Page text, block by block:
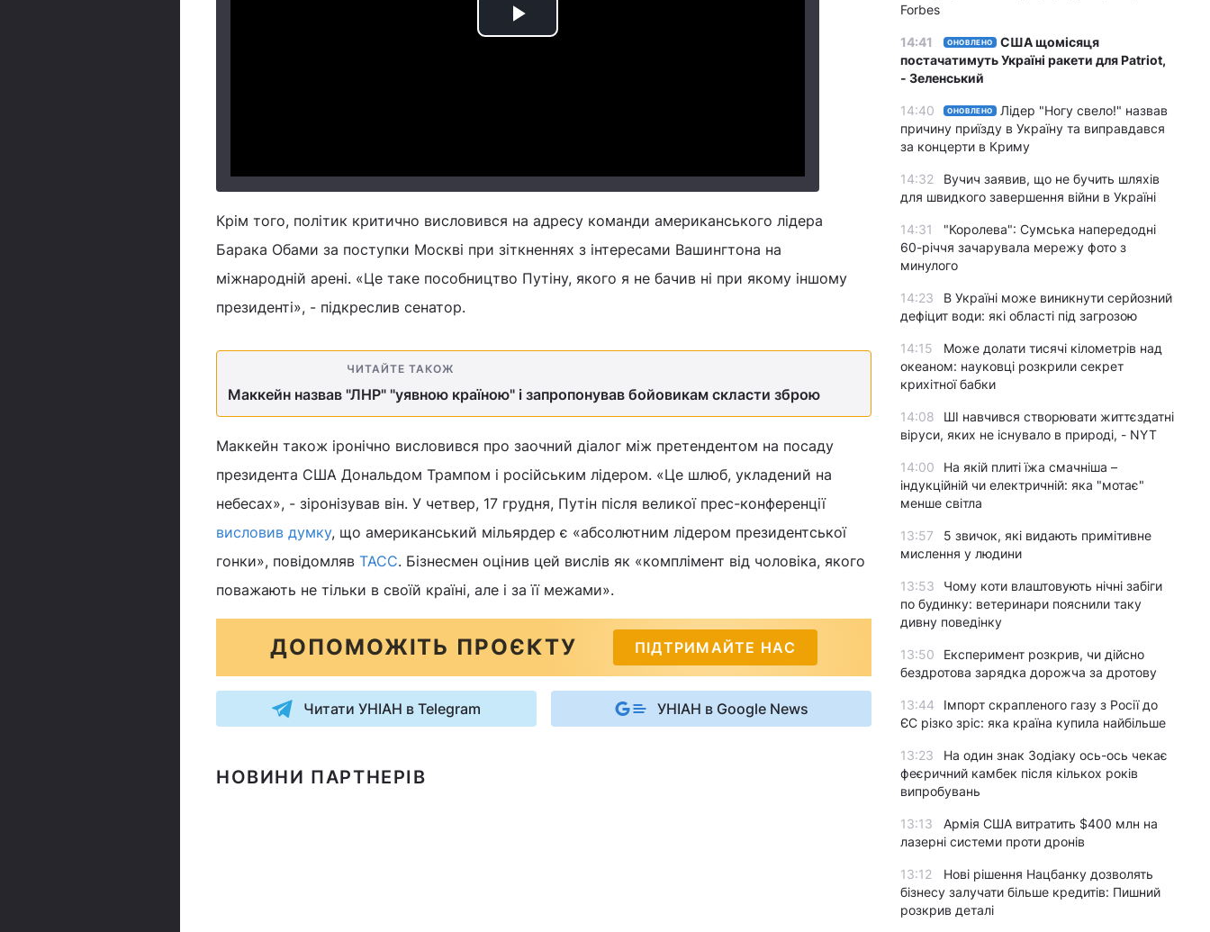
Play
Крім того, політик критично висловився на адресу команди американського лідера
Барака Обами за поступки Москві при зіткненнях з інтересами Вашингтона на
міжнародній арені. «Це таке пособництво Путіну, якого я не бачив ні при якому іншому
президенті», - підкреслив сенатор.
ЧИТАЙТЕ ТАКОЖ
Маккейн назвав "ЛНР" "уявною країною" і запропонував бойовикам скласти зброю
Маккейн також іронічно висловився про заочний діалог між претендентом на посаду
президента США Дональдом Трампом і російським лідером. «Це шлюб, укладений на
небесах», - зіронізував він. У четвер, 17 грудня, Путін після великої прес-конференції
висловив думку, що американський мільярдер є «абсолютним лідером президентської
гонки», повідомляв ТАСС. Бізнесмен оцінив цей вислів як «комплімент від чоловіка, якого
поважають не тільки в своїй країні, але і за її межами».
ДОПОМОЖІТЬ ПРОЄКТУ ПІДТРИМАЙТЕ НАС
Читати УНІАН в Telegram УНІАН в Google News
НОВИНИ ПАРТНЕРІВ
Forbes
14:41 ОНОВЛЕНО
США щомісяця
постачатимуть Україні ракети для Patriot,
- Зеленський
14:40 ОНОВЛЕНО
Лідер "Ногу свело!" назвав
причину приїзду в Україну та виправдався
за концерти в Криму
14:32
Вучич заявив, що не бучить шляхів
для швидкого завершення війни в Україні
14:31
"Королева": Сумська напередодні
60-річчя зачарувала мережу фото з
минулого
14:23
В Україні може виникнути серйозний
дефіцит води: які області під загрозою
14:15
Може долати тисячі кілометрів над
океаном: науковці розкрили секрет
крихітної бабки
14:08
ШІ навчився створювати життєздатні
віруси, яких не існувало в природі, - NYT
14:00
На якій плиті їжа смачніша –
індукційній чи електричній: яка "мотає"
менше світла
13:57
5 звичок, які видають примітивне
мислення у людини
13:53
Чому коти влаштовують нічні забіги
по будинку: ветеринари пояснили таку
дивну поведінку
13:50
Експеримент розкрив, чи дійсно
бездротова зарядка дорожча за дротову
13:44
Імпорт скрапленого газу з Росії до
ЄС різко зріс: яка країна купила найбільше
13:23
На один знак Зодіаку ось-ось чекає
феєричний камбек після кількох років
випробувань
13:13
Армія США витратить $400 млн на
лазерні системи проти дронів
13:12
Нові рішення Нацбанку дозволять
бізнесу залучати більше кредитів: Пишний
розкрив деталі